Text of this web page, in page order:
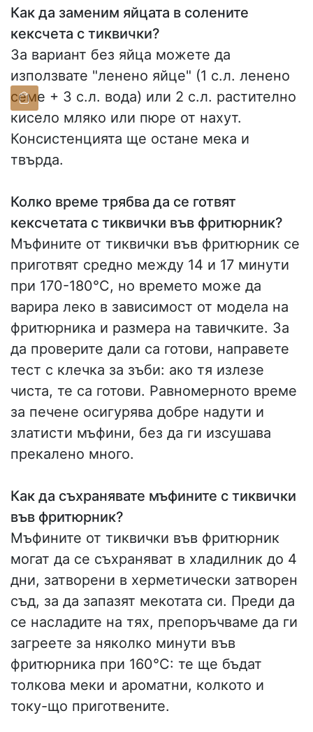
Как да заменим яйцата в солените
кексчета с тиквички?
За вариант без яйца можете да
използвате "ленено яйце" (1 с.л. ленено
семе + 3 с.л. вода) или 2 с.л. растително
кисело мляко или пюре от нахут.
Консистенцията ще остане мека и
твърда.
Колко време трябва да се готвят
кексчетата с тиквички във фритюрник?
Мъфините от тиквички във фритюрник се
приготвят средно между 14 и 17 минути
при 170-180°C, но времето може да
варира леко в зависимост от модела на
фритюрника и размера на тавичките. За
да проверите дали са готови, направете
тест с клечка за зъби: ако тя излезе
чиста, те са готови. Равномерното време
за печене осигурява добре надути и
златисти мъфини, без да ги изсушава
прекалено много.
Как да съхранявате мъфините с тиквички
във фритюрник?
Мъфините от тиквички във фритюрник
могат да се съхраняват в хладилник до 4
дни, затворени в херметически затворен
съд, за да запазят мекотата си. Преди да
се насладите на тях, препоръчваме да ги
загреете за няколко минути във
фритюрника при 160°C: те ще бъдат
толкова меки и ароматни, колкото и
току-що приготвените.